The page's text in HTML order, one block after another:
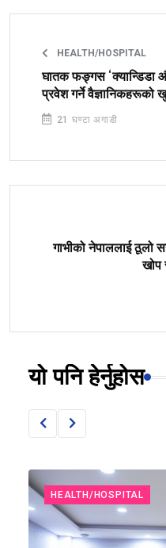
HEALTH/HOSPITAL
घातक फङ्गस ‘क्यान्डिडा
प्रवेश गर्ने वैज्ञानिकहरूको
21 घण्टा अगाडी
गाभीको नेपाललाई
खोप
यो पनि हेर्नुहोस
HEALTH/HOSPITAL